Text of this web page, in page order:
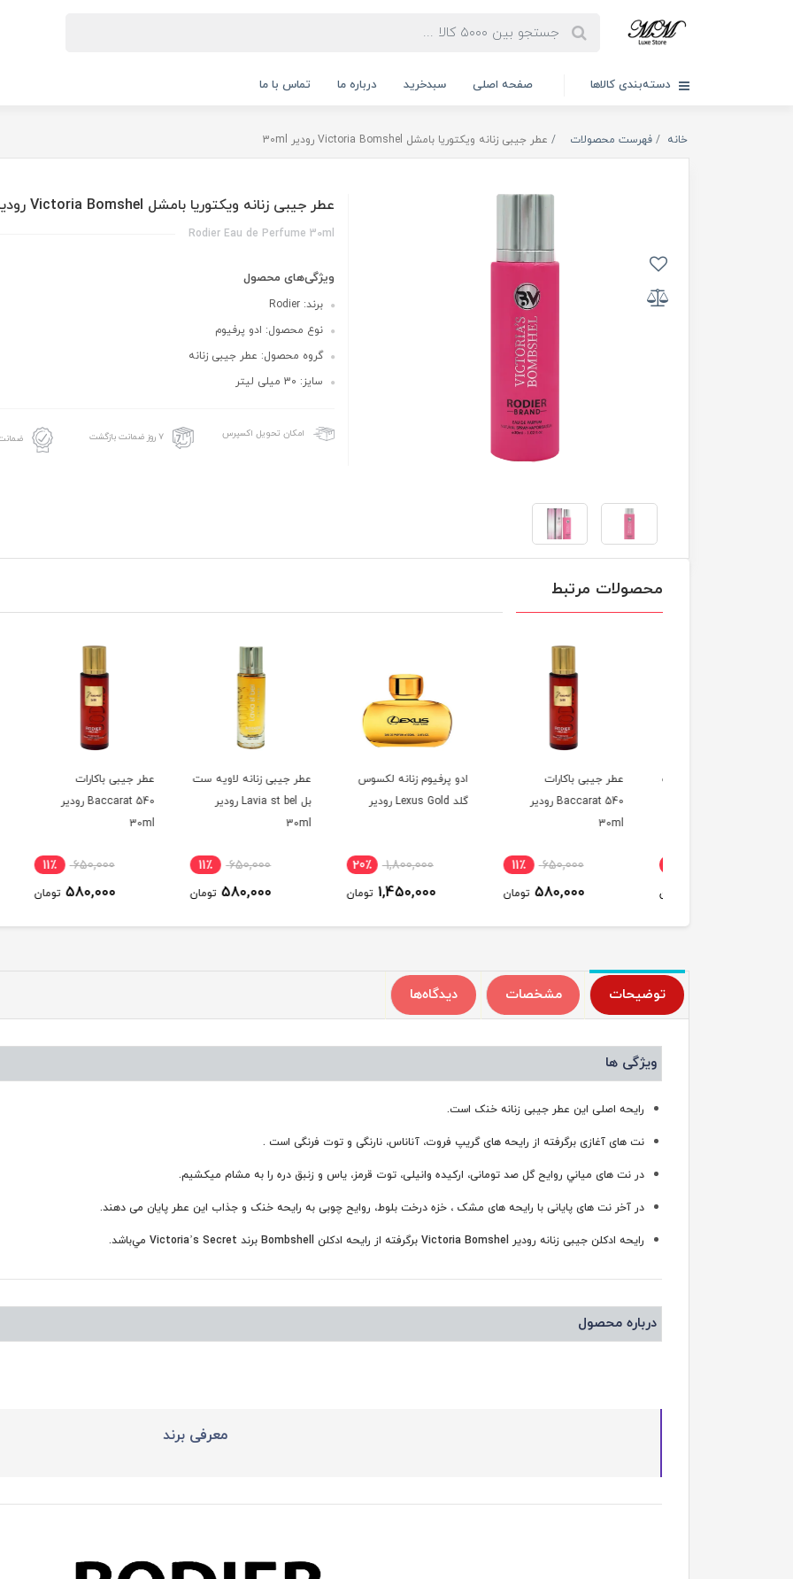
دسته‌بندی کالاها صفحه اصلی سبدخرید درباره ما تماس با ما
خانه فهرست محصولات عطر جیبی زنانه ویکتوریا بامشل Victoria Bomshel رودیر 30ml
عطر جیبی زنانه ویکتوریا بامشل Victoria Bomshel رودیر 30ml
Rodier Eau de Perfume 30ml
ویژگی‌های محصول
برند: Rodier
نوع محصول: ادو پرفیوم
گروه محصول: عطر جیبی زنانه
سایز: 30 میلی لیتر
امکان تحویل اکسپرس ۷ روز ضمانت بازگشت
محصولات مرتبط
عطر جیبی باکارات
Baccarat 540 رودیر
650,000 11٪
580,000 تومان
ادو پرفیوم زنانه لکسوس
1,800,000 20٪
1,450,000 تومان
عطر جیبی زنانه لاویه ست
بل Lavia st bel رودیر
650,000 11٪
580,000 تومان
عطر جیبی باکارات
Baccarat 540 رودیر
650,000 11٪
580,000 تومان
ادو
توضیحات مشخصات دیدگاه‌ها
ویژگی ها
رایحه اصلی این عطر جیبی زنانه خنک است.
نت‌ های آغازی برگرفته از رایحه های گریپ فروت، آناناس، نارنگی و توت فرنگی است .
در نت‌ های مياني روایح گل صد تومانی، ارکیده وانیلی، توت قرمز، یاس و زنبق دره را به مشام میکشیم.
در آخر نت‌ های پايانی با رایحه های مشک ، خزه درخت بلوط، روايح چوبی به رایحه خنک و جذاب این عطر پایان می دهند.
رايحه ادکلن جیبی زنانه رودیر Victoria Bomshel برگرفته از رايحه ادكلن Bombshell برند Victoria’s Secret مي‌باشد.
درباره محصول
معرفی برند